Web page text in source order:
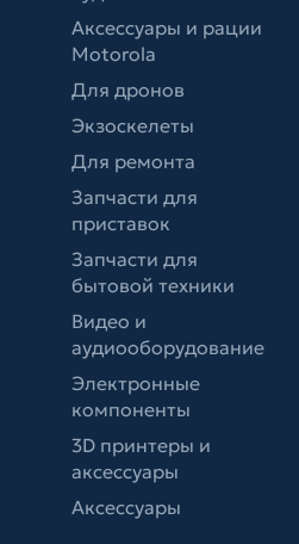
Аксессуары и рации
Motorola
Для дронов
Экзоскелеты
Для ремонта
Запчасти для
приставок
Запчасти для
бытовой техники
Видео и
аудиооборудование
Электронные
компоненты
3D принтеры и
аксессуары
Аксессуары